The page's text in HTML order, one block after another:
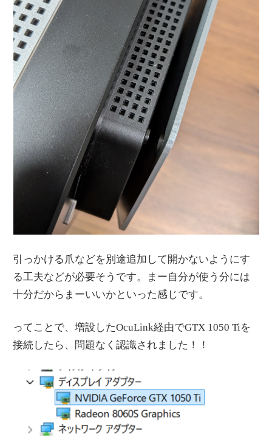
引っかける爪などを別途追加して開かないようにす
る工夫などが必要そうです。まー自分が使う分には
十分だからまーいいかといった感じです。
ってことで、増設したOcuLink経由でGTX 1050 Tiを
接続したら、問題なく認識されました！！